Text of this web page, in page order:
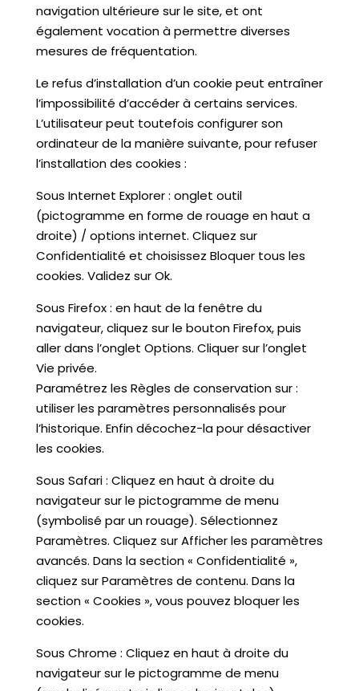
navigation ultérieure sur le site, et ont
également vocation à permettre diverses
mesures de fréquentation.
Le refus d’installation d’un cookie peut entraîner
l’impossibilité d’accéder à certains services.
L’utilisateur peut toutefois configurer son
ordinateur de la manière suivante, pour refuser
l’installation des cookies :
Sous Internet Explorer : onglet outil
(pictogramme en forme de rouage en haut a
droite) / options internet. Cliquez sur
Confidentialité et choisissez Bloquer tous les
cookies. Validez sur Ok.
Sous Firefox : en haut de la fenêtre du
navigateur, cliquez sur le bouton Firefox, puis
aller dans l’onglet Options. Cliquer sur l’onglet
Vie privée.
Paramétrez les Règles de conservation sur :
utiliser les paramètres personnalisés pour
l’historique. Enfin décochez-la pour désactiver
les cookies.
Sous Safari : Cliquez en haut à droite du
navigateur sur le pictogramme de menu
(symbolisé par un rouage). Sélectionnez
Paramètres. Cliquez sur Afficher les paramètres
avancés. Dans la section « Confidentialité »,
cliquez sur Paramètres de contenu. Dans la
section « Cookies », vous pouvez bloquer les
cookies.
Sous Chrome : Cliquez en haut à droite du
navigateur sur le pictogramme de menu